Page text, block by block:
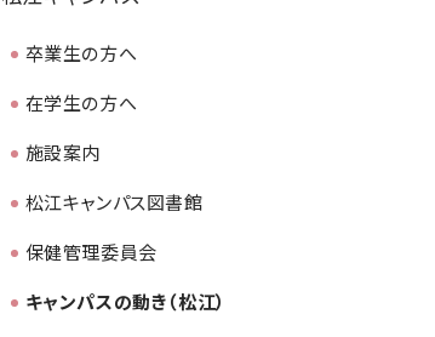
卒業生の方へ
在学生の方へ
施設案内
松江キャンパス図書館
保健管理委員会
キャンパスの動き（松江）